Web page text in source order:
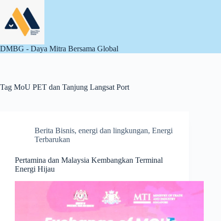
content
DMBG - Daya Mitra Bersama Global
Tag MoU PET dan Tanjung Langsat Port
Berita Bisnis, energi dan lingkungan, Energi
Terbarukan
Pertamina dan Malaysia Kembangkan Terminal
Energi Hijau